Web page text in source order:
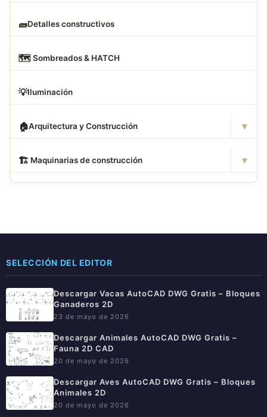
🧱Detalles constructivos
🗺️ Sombreados & HATCH
💡Iluminación
🏠Arquitectura y Construcción ▾
🏗 ️ Maquinarias de construcción ▾
SELECCIÓN DEL EDITOR
Descargar Vacas AutoCAD DWG Gratis – Bloques
Ganaderos 2D
23 de mayo de 2026
Descargar Animales AutoCAD DWG Gratis –
Fauna 2D CAD
20 de mayo de 2026
Descargar Aves AutoCAD DWG Gratis – Bloques
Animales 2D
20 de mayo de 2026